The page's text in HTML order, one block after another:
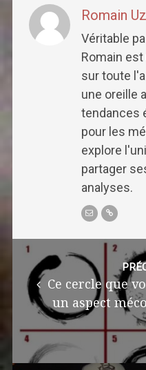
Romain
Véritable
Romain
sur toute
une oreille
tendances
pour les
explore
partager
analyses.
Post
navigation
Ce cercle que
un aspect